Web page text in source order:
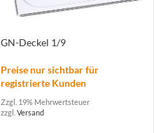
GN-Deckel 1/9
Preise nur sichtbar für
registrierte Kunden
Zzgl. 19% Mehrwertsteuer
zzgl. Versand